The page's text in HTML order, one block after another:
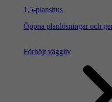
1,5-planshus
Öppna planlösningar och
Förhöjt väggliv